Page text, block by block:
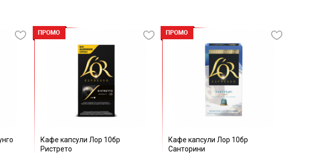
Кафе капсули Лор 10бр
Ристрето
Кафе капсули Лор 10бр
Санторини